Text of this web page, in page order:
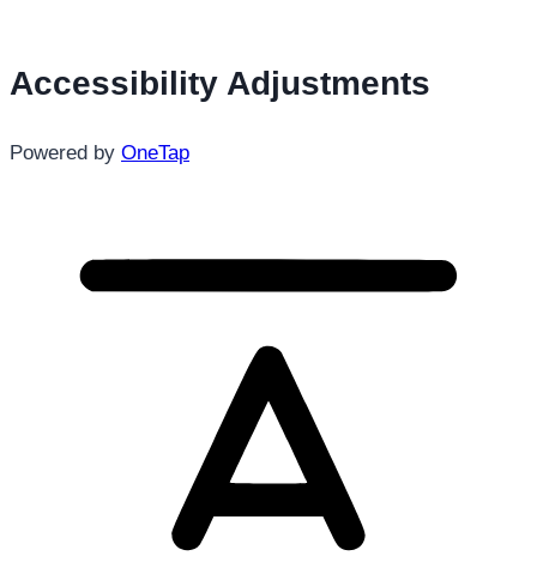
Accessibility Adjustments
Powered by OneTap